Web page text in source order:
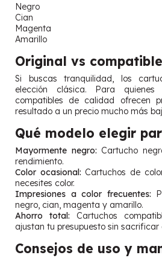
Negro
Cian
Magenta
Amarillo
Original vs compatible
Si buscas tranquilidad, los
elección clásica. Para quienes
compatibles de calidad ofrecen
resultado a un precio mucho más
Qué modelo elegir
Mayormente negro: Cartucho
rendimiento.
Color ocasional: Cartuchos de
necesites color.
Impresiones a color frecuentes:
negro, cian, magenta y amarillo.
Ahorro total: Cartuchos
ajustan tu presupuesto sin sacrificar
Consejos de uso y